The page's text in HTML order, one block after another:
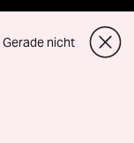
Gerade nicht